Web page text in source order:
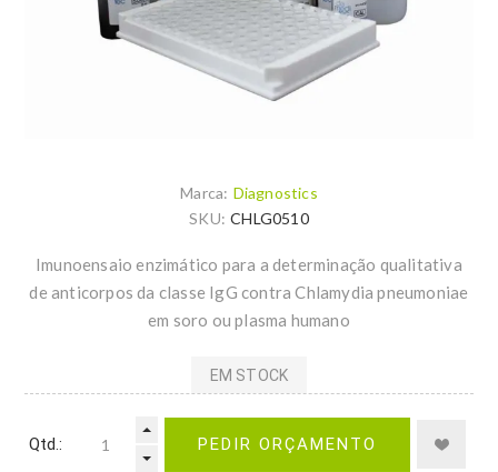
Marca: Diagnostics
SKU: CHLG0510
Imunoensaio enzimático para a determinação qualitativa
de anticorpos da classe IgG contra Chlamydia pneumoniae
em soro ou plasma humano
EM STOCK
Qtd.: PEDIR ORÇAMENTO